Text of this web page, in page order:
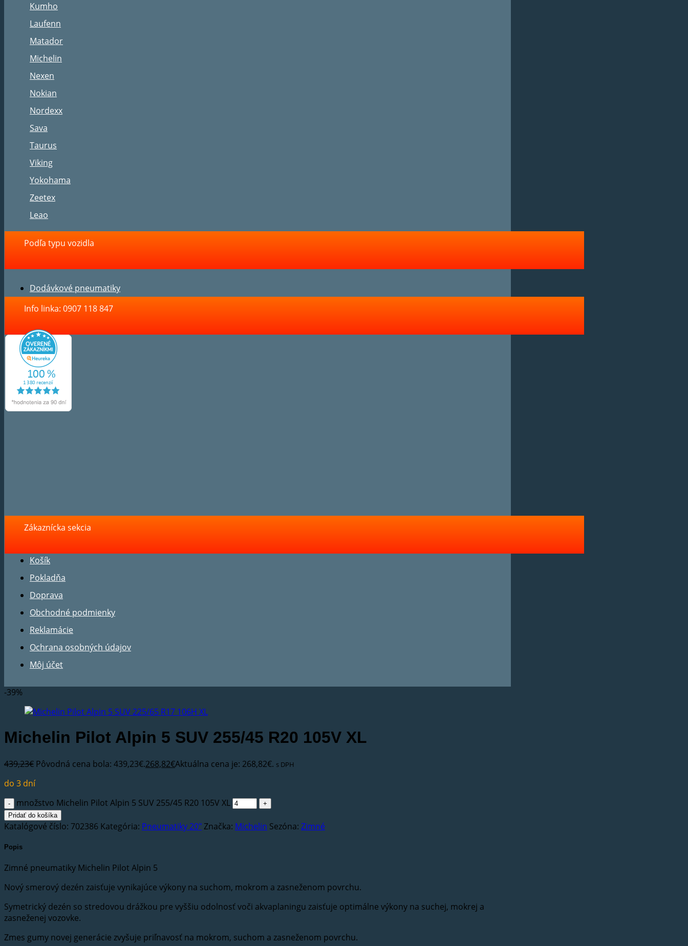
Kumho
Laufenn
Matador
Michelin
Nexen
Nokian
Nordexx
Sava
Taurus
Viking
Yokohama
Zeetex
Leao
Podľa typu vozidla
Dodávkové pneumatiky
Info linka: 0907 118 847
Zákaznícka sekcia
Košík
Pokladňa
Doprava
Obchodné podmienky
Reklamácie
Ochrana osobných údajov
Môj účet
-39%
Michelin Pilot Alpin 5 SUV 255/45 R20 105V XL
439,23€ Pôvodná cena bola: 439,23€.268,82€Aktuálna cena je: 268,82€. s DPH
do 3 dní
množstvo Michelin Pilot Alpin 5 SUV 255/45 R20 105V XL
Pridať do košíka
Katalógové číslo: 702386 Kategória: Pneumatiky 20"Značka: Michelin Sezóna: Zimné
Popis
Zimné pneumatiky Michelin Pilot Alpin 5
Nový smerový dezén zaisťuje vynikajúce výkony na suchom, mokrom a zasneženom povrchu.
Symetrický dezén so stredovou drážkou pre vyššiu odolnosť voči akvaplaningu zaisťuje optimálne výkony na suchej, mokrej a
zasneženej vozovke.
Zmes gumy novej generácie zvyšuje priľnavosť na mokrom, suchom a zasneženom povrchu.